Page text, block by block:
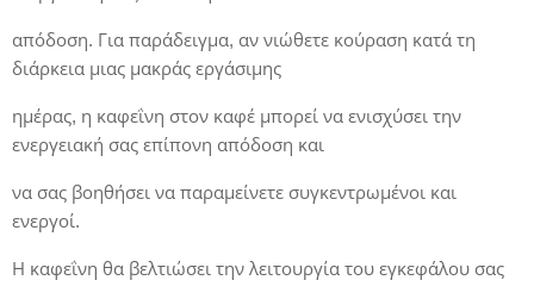
απόδοση. Για παράδειγμα, αν νιώθετε κούραση κατά τη
διάρκεια μιας μακράς εργάσιμης
ημέρας, η καφεΐνη στον καφέ μπορεί να ενισχύσει την
ενεργειακή σας επίπονη απόδοση και
να σας βοηθήσει να παραμείνετε συγκεντρωμένοι και
ενεργοί.
Η καφεΐνη θα βελτιώσει την λειτουργία του εγκεφάλου σας